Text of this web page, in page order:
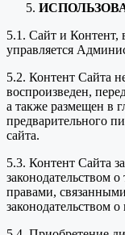
5.1. Сайт и Контент,
управляется
5.2. Контент Сайта
воспроизведен,
а также размещен в
предварительного
сайта.
5.3. Контент Сайта
законодательством
правами,
законодательством